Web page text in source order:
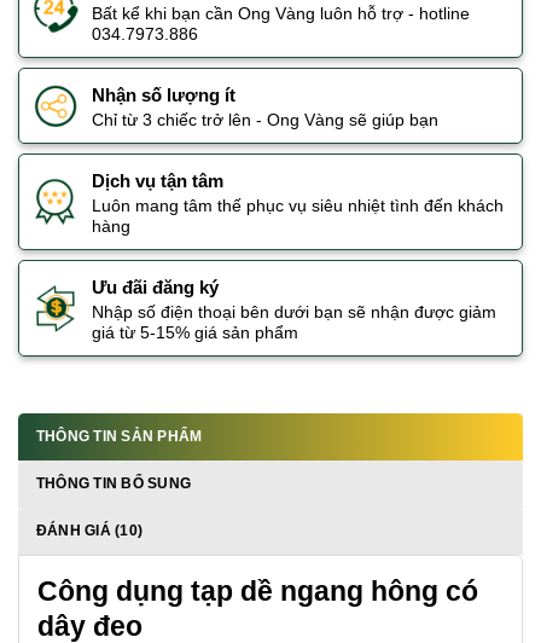
Bất kể khi bạn cần Ong Vàng luôn hỗ trợ - hotline
034.7973.886
Nhận số lượng ít
Chỉ từ 3 chiếc trở lên - Ong Vàng sẽ giúp bạn
Dịch vụ tận tâm
Luôn mang tâm thế phục vụ siêu nhiệt tình đến khách
hàng
Ưu đãi đăng ký
Nhập số điện thoại bên dưới bạn sẽ nhận được giảm
giá từ 5-15% giá sản phẩm
THÔNG TIN SẢN PHẨM
THÔNG TIN BỔ SUNG
ĐÁNH GIÁ (10)
Công dụng tạp dề ngang hông có
dây đeo